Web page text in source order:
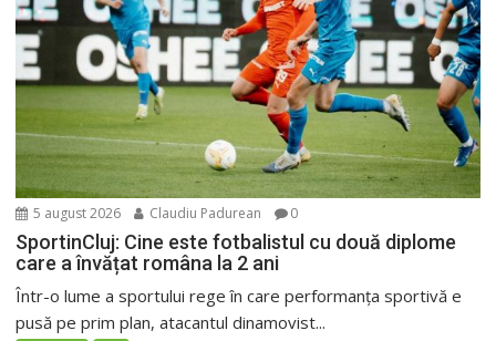
5 august 2026 Claudiu Padurean 0
SportinCluj: Cine este fotbalistul cu două diplome
care a învățat româna la 2 ani
Într-o lume a sportului rege în care performanța sportivă e
pusă pe prim plan, atacantul dinamovist...